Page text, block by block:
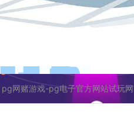
pg网赌游戏-pg电子官方网站试玩网